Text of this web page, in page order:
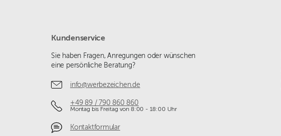
Kundenservice
Sie haben Fragen, Anregungen oder wünschen
eine persönliche Beratung?
info@werbezeichen.de
+49 89 / 790 860 860
Montag bis Freitag von 8:00 - 18:00 Uhr
Kontaktformular